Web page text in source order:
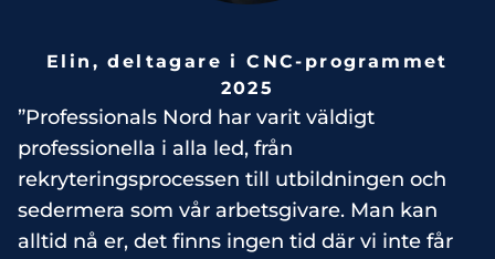
”Professionals Nord har varit väldigt
professionella i alla led, från
rekryteringsprocessen till utbildningen och
sedermera som vår arbetsgivare. Man kan
alltid nå er, det finns ingen tid där vi inte får
Elin, deltagare i CNC-programmet
2025